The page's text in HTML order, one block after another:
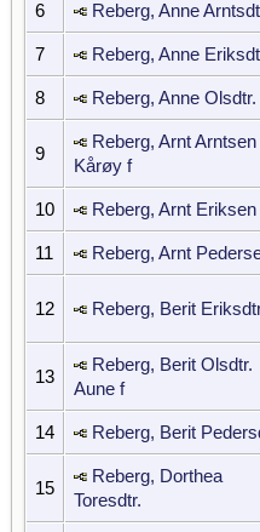
6 Reberg, Anne
7 Reberg, Anne
8 Reberg, Anne Olsdtr.
9
Reberg, Arnt Arntsen
Kårøy f
10 Reberg, Arnt Eriksen
11 Reberg, Arnt
12 Reberg, Berit
13
Reberg, Berit Olsdtr.
Aune f
14 Reberg, Berit
15
Reberg, Dorthea
Toresdtr.